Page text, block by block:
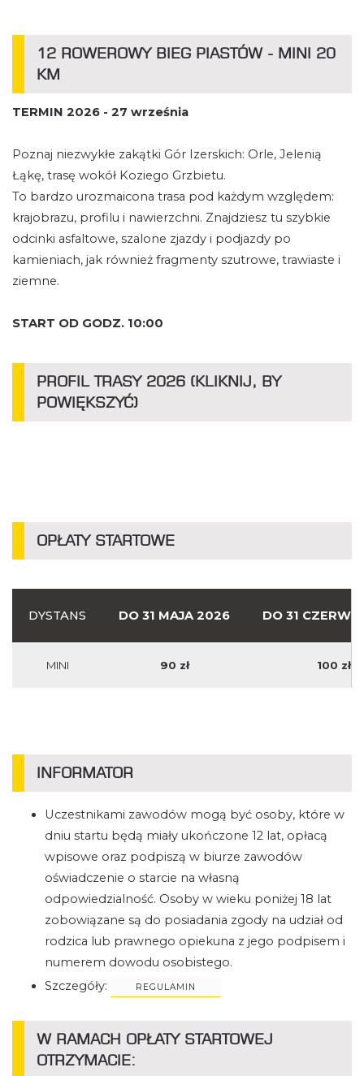
12 ROWEROWY BIEG PIASTÓW - MINI 20
KM
TERMIN 2026 - 27 września
Poznaj niezwykłe zakątki Gór Izerskich: Orle, Jelenią
Łąkę, trasę wokół Koziego Grzbietu.
To bardzo urozmaicona trasa pod każdym względem:
krajobrazu, profilu i nawierzchni. Znajdziesz tu szybkie
odcinki asfaltowe, szalone zjazdy i podjazdy po
kamieniach, jak również fragmenty szutrowe, trawiaste i
ziemne.
START OD GODZ. 10:00
PROFIL TRASY 2026 (KLIKNIJ, BY
POWIĘKSZYĆ)
OPŁATY STARTOWE
DYSTANS DO 31 MAJA 2026 DO 31
MINI 90 zł 100 zł
INFORMATOR
Uczestnikami zawodów mogą być osoby, które w
dniu startu będą miały ukończone 12 lat, opłacą
wpisowe oraz podpiszą w biurze zawodów
oświadczenie o starcie na własną
odpowiedzialność. Osoby w wieku poniżej 18 lat
zobowiązane są do posiadania zgody na udział od
rodzica lub prawnego opiekuna z jego podpisem i
numerem dowodu osobistego.
Szczegóły:
REGULAMIN
W RAMACH OPŁATY STARTOWEJ
OTRZYMACIE: